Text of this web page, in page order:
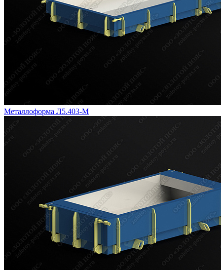
Металлоформа Л5.403-М